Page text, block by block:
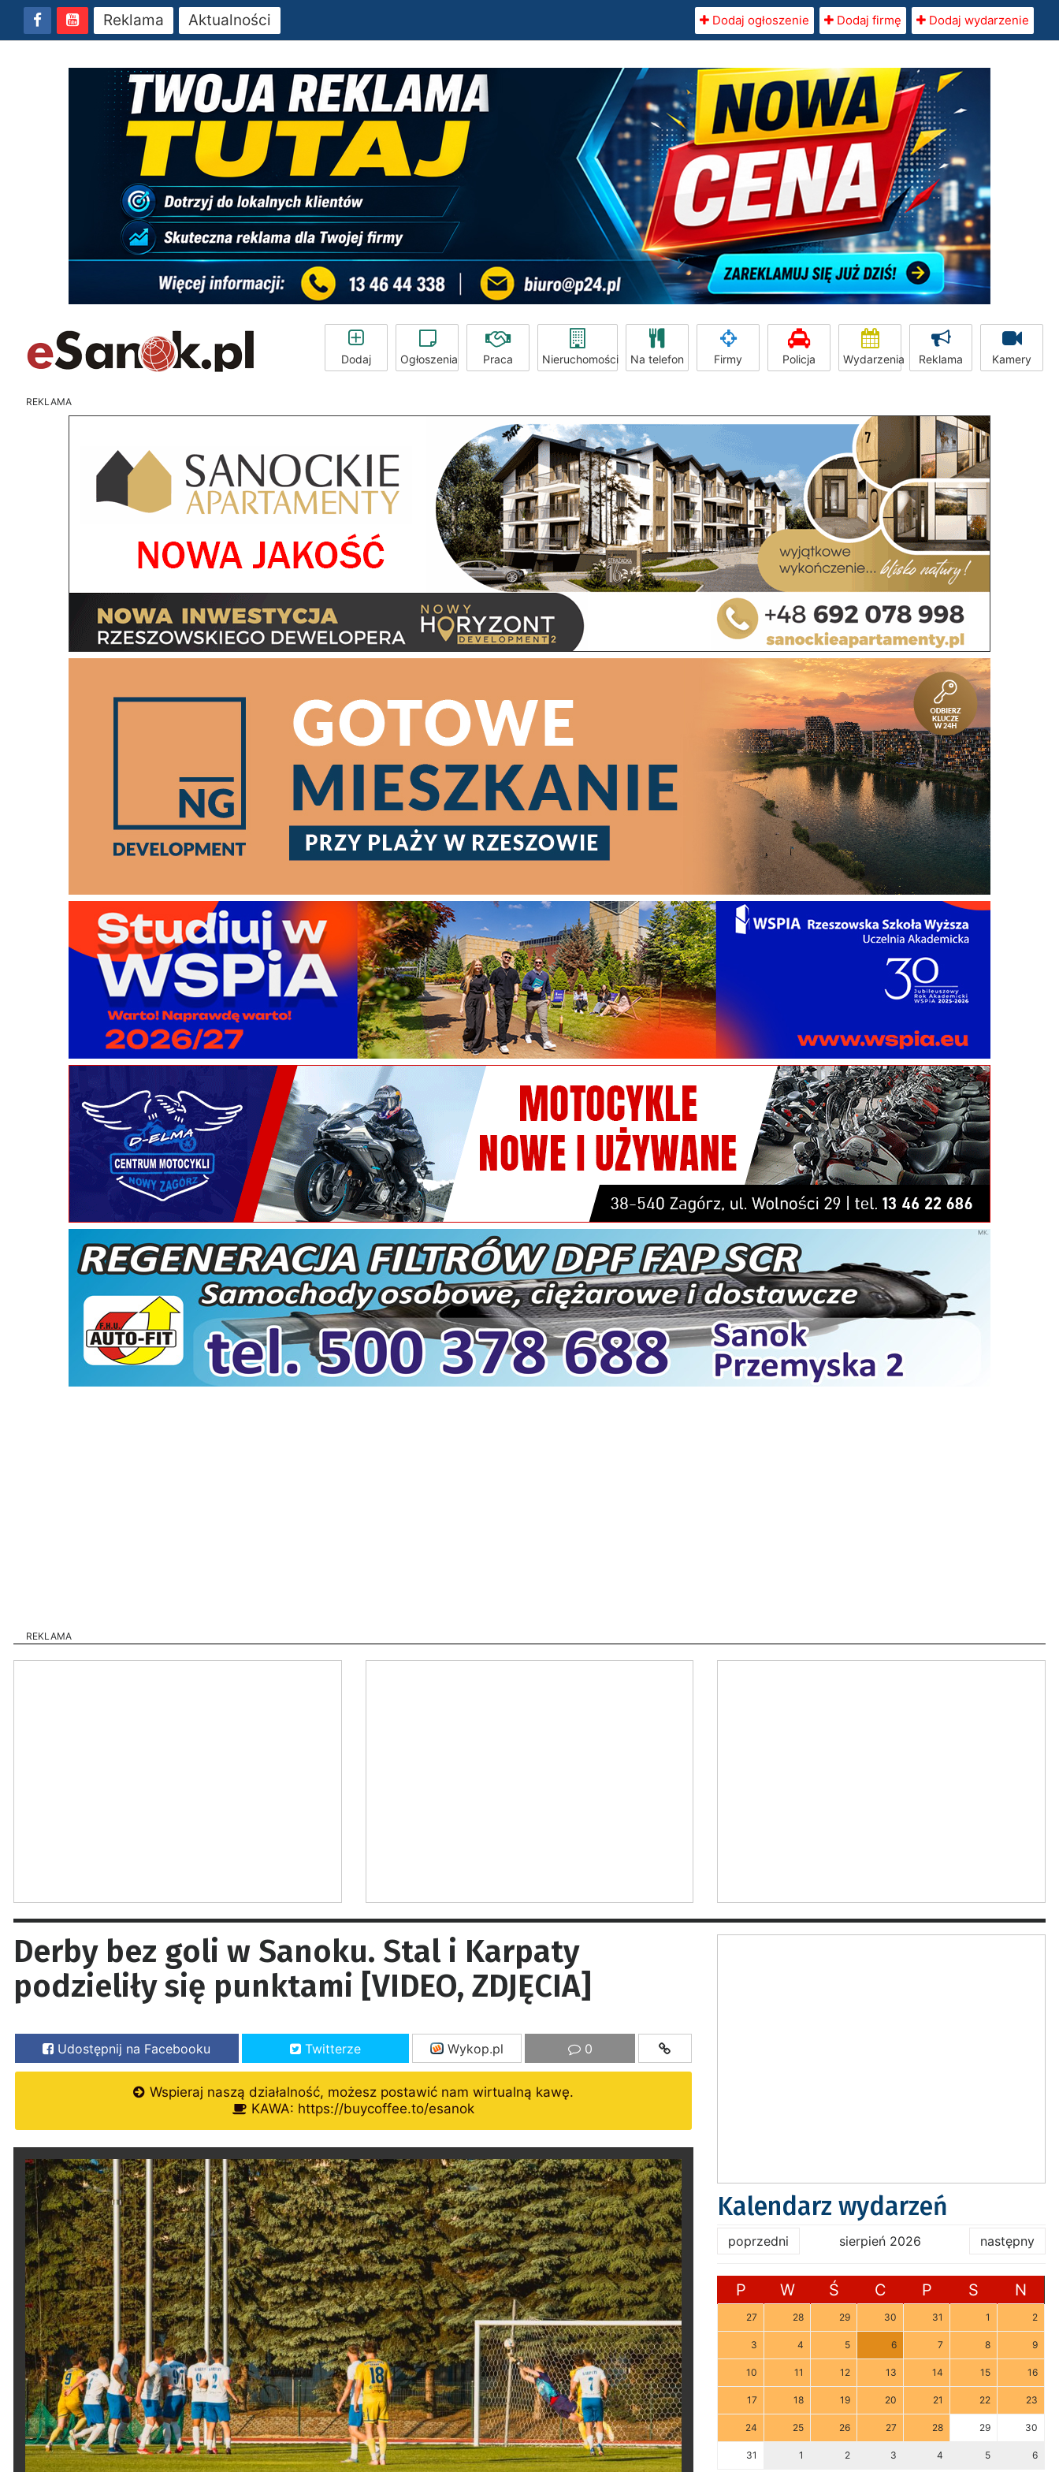
Reklama Aktualności Dodaj ogłoszenie Dodaj firmę Dodaj wydarzenie
Dodaj Ogłoszenia Praca Nieruchomości Na telefon Firmy Policja Wydarzenia Reklama Kamery
REKLAMA
REKLAMA
Derby bez goli w Sanoku. Stal i Karpaty
podzieliły się punktami [VIDEO, ZDJĘCIA]
Udostępnij na Facebooku Twitterze Wykop.pl 0
Wspieraj naszą działalność, możesz postawić nam wirtualną kawę.
KAWA: https://buycoffee.to/esanok
Kalendarz wydarzeń
poprzedni sierpień 2026 następny
P W Ś C P S N
27 28 29 30 31 1 2
3 4 5 6 7 8 9
10 11 12 13 14 15 16
17 18 19 20 21 22 23
24 25 26 27 28 29 30
31 1 2 3 4 5 6